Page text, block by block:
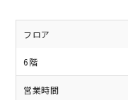
フロア
6階
営業時間